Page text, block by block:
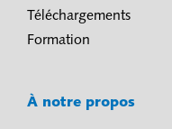
Téléchargements
Formation
À notre propos